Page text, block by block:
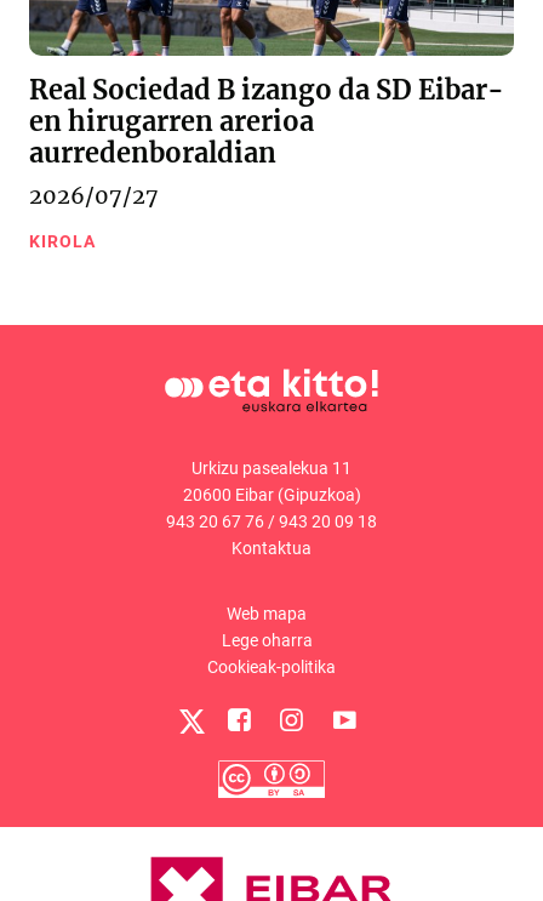
Real Sociedad B izango da SD Eibar-
en hirugarren arerioa
aurredenboraldian
2026/07/27
KIROLA
Urkizu pasealekua 11
20600 Eibar (Gipuzkoa)
943 20 67 76 /943 20 09 18
Kontaktua
Web mapa
Lege oharra
Cookieak-politika